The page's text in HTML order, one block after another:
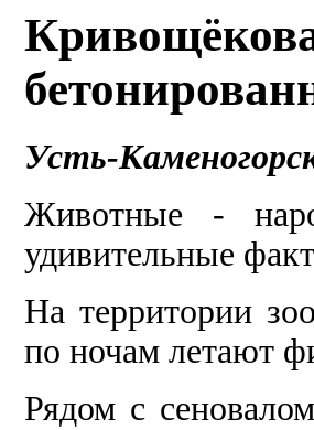
Усть-
Животные -
удивительные
На территории
по ночам летают
Рядом с